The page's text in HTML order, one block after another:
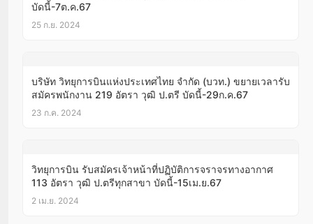
บัดนี้-7ต.ค.67
25 ก.ย. 2024
บริษัท วิทยุการบินแห่งประเทศไทย จำกัด (บวท.) ขยายเวลารับ
สมัครพนักงาน 219 อัตรา วุฒิ ป.ตรี บัดนี้-29ก.ค.67
23 ก.ค. 2024
วิทยุการบิน รับสมัครเจ้าหน้าที่ปฏิบัติการจราจรทางอากาศ
113 อัตรา วุฒิ ป.ตรีทุกสาขา บัดนี้-15เม.ย.67
2 เม.ย. 2024